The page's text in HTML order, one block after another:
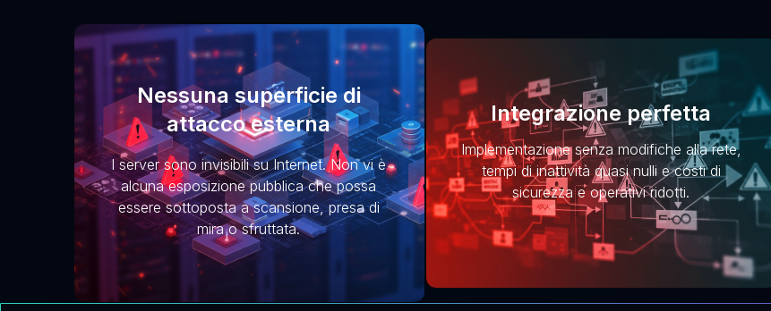
Nessuna superficie di
attacco esterna
I server sono invisibili su Internet. Non vi è
alcuna esposizione pubblica che possa
essere sottoposta a scansione, presa di
mira o sfruttata.
Integrazione perfetta
Implementazione senza modifiche alla rete,
tempi di inattività quasi nulli e costi di
sicurezza e operativi ridotti.